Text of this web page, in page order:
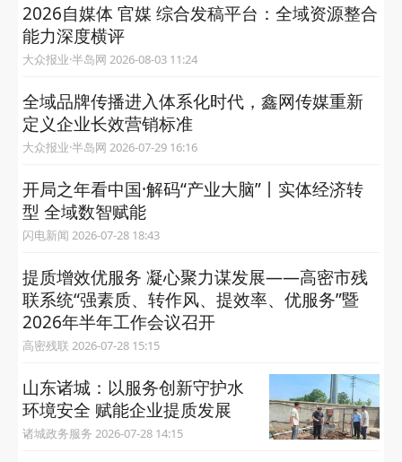
2026自媒体 官媒 综合发稿平台：全域资源整合
能力深度横评
大众报业·半岛网 2026-08-03 11:24
全域品牌传播进入体系化时代，鑫网传媒重新
定义企业长效营销标准
大众报业·半岛网 2026-07-29 16:16
开局之年看中国·解码“产业大脑”丨实体经济转
型 全域数智赋能
闪电新闻 2026-07-28 18:43
提质增效优服务 凝心聚力谋发展——高密市残
联系统“强素质、转作风、提效率、优服务”暨
2026年半年工作会议召开
高密残联 2026-07-28 15:15
山东诸城：以服务创新守护水
环境安全 赋能企业提质发展
诸城政务服务 2026-07-28 14:15